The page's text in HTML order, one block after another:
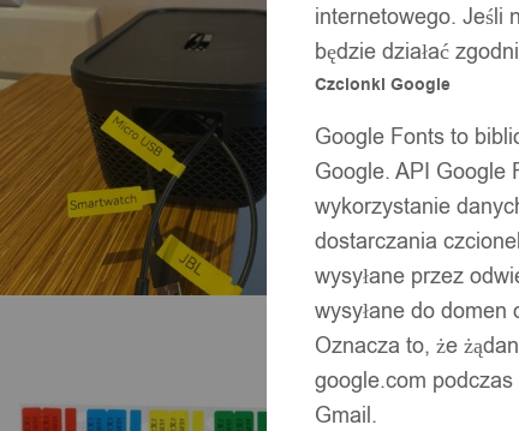
internetowego. Jeśli
będzie działać
Czcionki Google
Google Fonts to
Google. API Google
wykorzystanie
dostarczania
wysyłane przez
wysyłane do
Oznacza to, że
google.com
Gmail.